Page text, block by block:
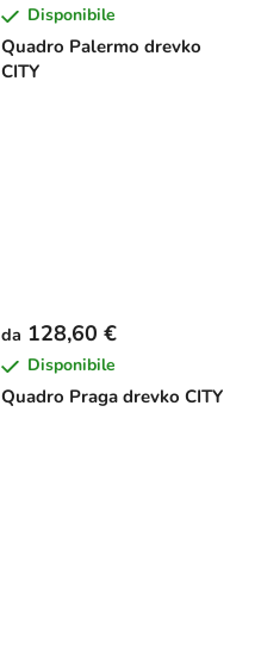
Quadro Palermo drevko
CITY
Disponibile
Quadro Praga drevko CITY
da 128,60 €
Disponibile